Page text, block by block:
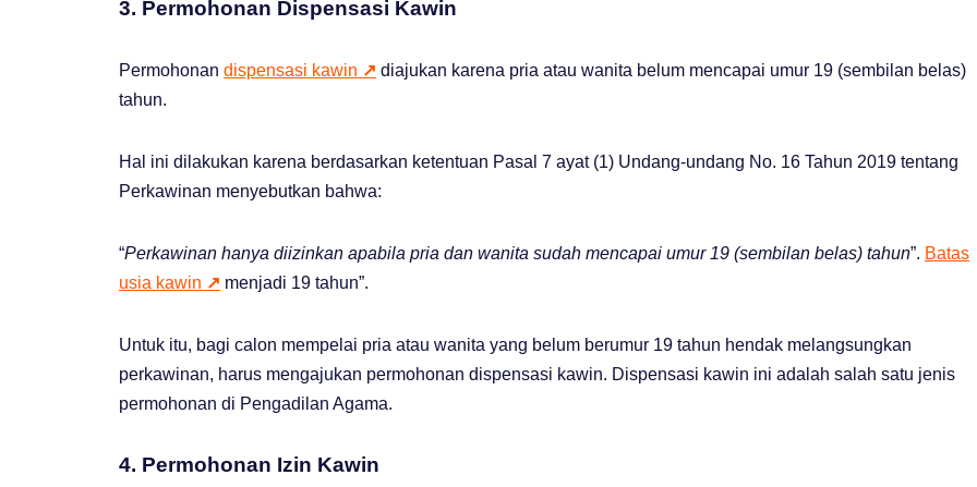
3. Permohonan Dispensasi Kawin
Permohonan dispensasi kawin ↗ diajukan karena pria atau wanita belum mencapai umur 19 (sembilan belas)
tahun.
Hal ini dilakukan karena berdasarkan ketentuan Pasal 7 ayat (1) Undang-undang No. 16 Tahun 2019 tentang
Perkawinan menyebutkan bahwa:
“Perkawinan hanya diizinkan apabila pria dan wanita sudah mencapai umur 19 (sembilan belas) tahun”. Batas
usia kawin ↗ menjadi 19 tahun”.
Untuk itu, bagi calon mempelai pria atau wanita yang belum berumur 19 tahun hendak melangsungkan
perkawinan, harus mengajukan permohonan dispensasi kawin. Dispensasi kawin ini adalah salah satu jenis
permohonan di Pengadilan Agama.
4. Permohonan Izin Kawin